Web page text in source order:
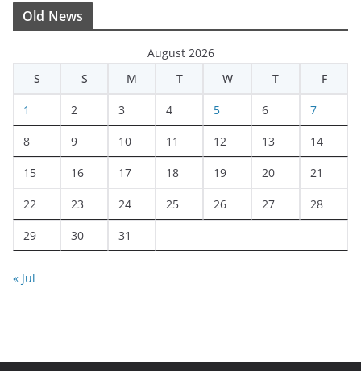
Old News
August 2026
S
S M T W T F
1 2 3 4 5 6 7
8 9 10 11 12 13 14
15 16 17 18 19 20 21
22 23 24 25 26 27 28
29 30 31
« Jul